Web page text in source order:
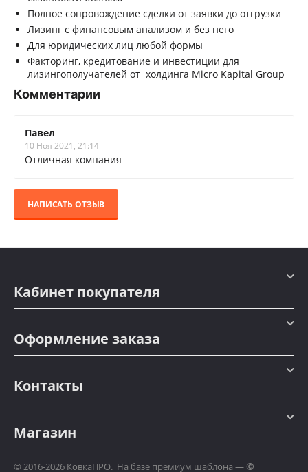
Полное сопровождение сделки от заявки до отгрузки
Лизинг с финансовым анализом и без него
Для юридических лиц любой формы
Факторинг, кредитование и инвестиции для
лизингополучателей от холдинга Micro Kapital Group
Комментарии
Павел
10 Ноя 2021, 21:14
Отличная компания
НАПИСАТЬ ОТЗЫВ
Кабинет покупателя
Оформление заказа
Контакты
Магазин
© 2016-2026 КовкаПРО. На базе премиум шаблона — ©